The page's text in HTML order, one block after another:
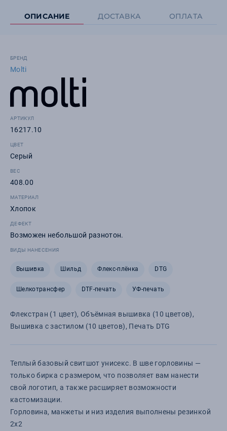
ОПИСАНИЕ ДОСТАВКА ОПЛАТА
БРЕНД
Molti
АРТИКУЛ
16217.10
ЦВЕТ
Серый
ВЕС
408.00
МАТЕРИАЛ
Хлопок
ДЕФЕКТ
Возможен небольшой разнотон.
ВИДЫ НАНЕСЕНИЯ
Вышивка Шильд Флекс-плёнка DTG
Шелкотрансфер DTF-печать УФ-печать
Флекстран (1 цвет), Объёмная вышивка (10 цветов),
Вышивка с застилом (10 цветов), Печать DTG
Теплый базовый свитшот унисекс. В шве горловины —
только бирка с размером, что позволяет вам нанести
свой логотип, а также расширяет возможности
кастомизации.
Горловина, манжеты и низ изделия выполнены резинкой
2х2